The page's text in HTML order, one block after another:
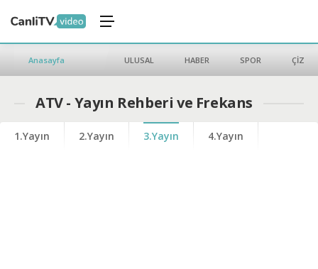
Anasayfa ULUSAL HABER SPOR ÇİZGİ
ATV - Yayın Rehberi ve Frekans
1.Yayın 2.Yayın 3.Yayın 4.Yayın